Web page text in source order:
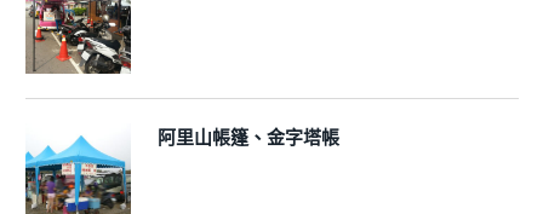
阿里山帳篷、金字塔帳